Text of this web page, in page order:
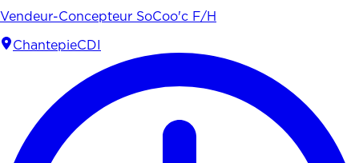
Vendeur-Concepteur SoCoo'c F/H
ChantepieCDI